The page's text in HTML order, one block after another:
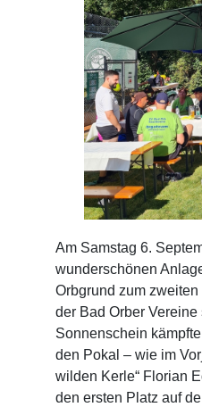
Am Samstag 6.
wunderschönen
Orbgrund zum
der Bad Orber
Sonnenschein
den Pokal – wie im
wilden Kerle“ Florian
den ersten Platz auf